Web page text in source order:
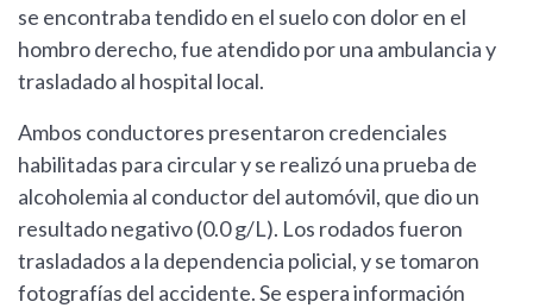
se encontraba tendido en el suelo con dolor en el
hombro derecho, fue atendido por una ambulancia y
trasladado al hospital local.
Ambos conductores presentaron credenciales
habilitadas para circular y se realizó una prueba de
alcoholemia al conductor del automóvil, que dio un
resultado negativo (0.0 g/L). Los rodados fueron
trasladados a la dependencia policial, y se tomaron
fotografías del accidente. Se espera información